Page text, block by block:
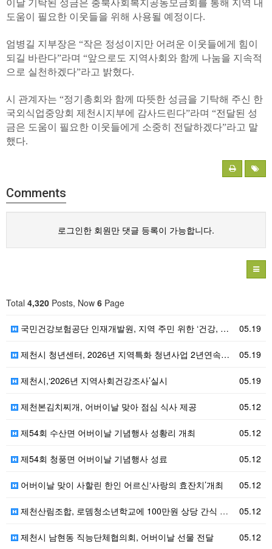
이날 기탁된 성금은 충북사회복지공동모금회를 통해 지역 내
도움이 필요한 이웃들을 위해 사용될 예정이다.
엄병길 지부장은 “작은 정성이지만 어려운 이웃들에게 힘이
되길 바란다”라며 “앞으로도 지역사회와 함께 나눔을 지속적
으로 실천하겠다”라고 밝혔다.
시 관계자는 “정기총회와 함께 따뜻한 성금을 기탁해 주신 한
국외식업중앙회 제천시지부에 감사드린다”라며 “전달된 성
금은 도움이 필요한 이웃들에게 소중히 전달하겠다”라고 말
했다.
Comments
로그인한 회원만 댓글 등록이 가능합니다.
Total 4,320 Posts, Now 6 Page
05.19
국민건강보험공단 인재개발원, 지역 주민 위한 ‘건강, …
05.19
제천시 청년센터, 2026년 지역특화 청년사업 2년연속…
05.19
제천시,‘2026년 지역사회건강조사’실시
05.12
제천본김치찌개, 어버이날 맞아 점심 식사 제공
05.12
제54회 수산면 어버이날 기념행사 성황리 개최
05.12
제54회 청풍면 어버이날 기념행사 성료
05.12
어버이날 맞이 사할린 한인 어르신‘사랑의 효잔치’개최
05.12
제천산림조합, 로뎀청소년학교에 100만원 상당 간식 후…
05.12
제천시 남현동 직능단체협의회, 어버이날 선물 전달